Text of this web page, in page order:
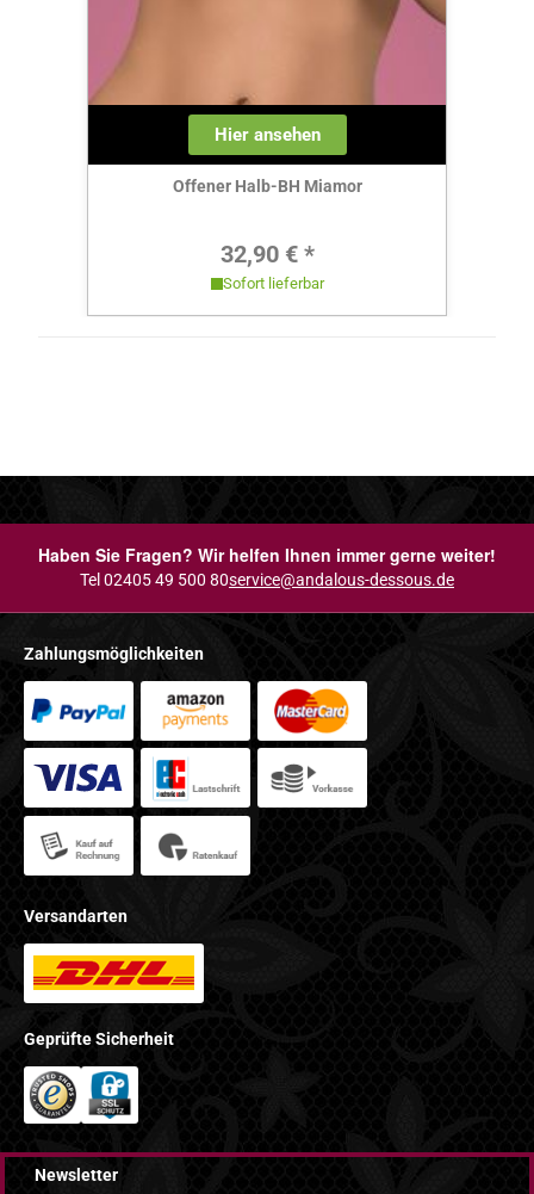
Hier ansehen
Offener Halb-BH Miamor
Regulärer Preis:
32,90 € *
Sofort lieferbar
Haben Sie Fragen? Wir helfen Ihnen immer gerne weiter!
Tel 02405 49 500 80service@andalous-dessous.de
Zahlungsmöglichkeiten
Versandarten
Geprüfte Sicherheit
Newsletter